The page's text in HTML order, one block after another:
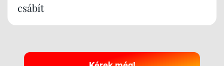
csábít